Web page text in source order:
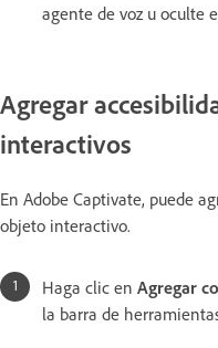
agente de voz u oculte
Agregar
interactivos
En Adobe Captivate, puede
objeto interactivo.
Haga clic en Agregar
la barra de